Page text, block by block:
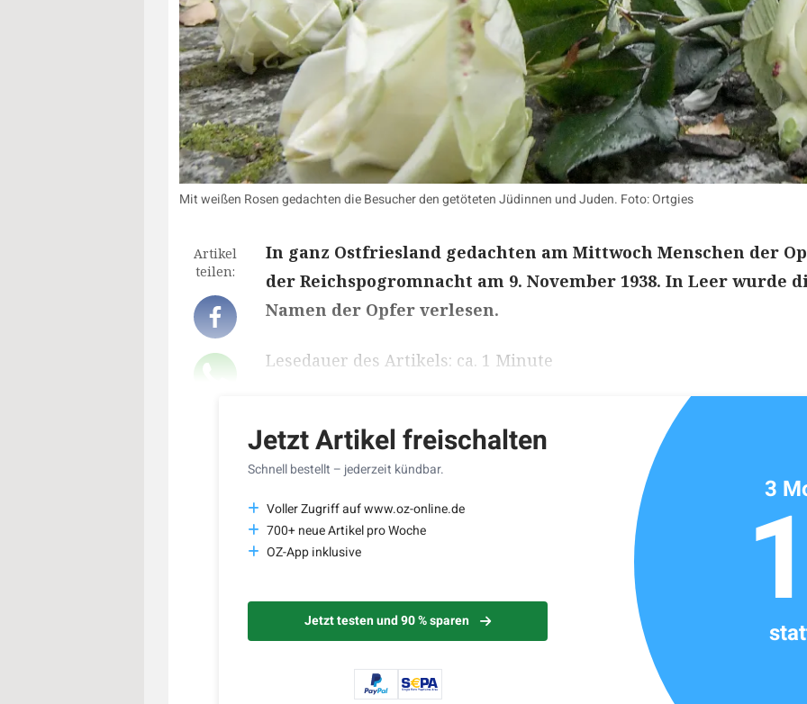
Mit weißen Rosen gedachten die Besucher den getöteten Jüdinnen und Juden. Foto: Ortgies
Artikel
teilen:
In ganz Ostfriesland gedachten am Mittwoch Menschen der
der Reichspogromnacht am 9. November 1938. In Leer wurde
Namen der Opfer verlesen.
Lesedauer des Artikels: ca. 1 Minute
Jetzt Artikel freischalten
Schnell bestellt – jederzeit kündbar.
Voller Zugriff auf www.oz-online.de
700+ neue Artikel pro Woche
OZ-App inklusive
Jetzt testen und 90 % sparen
3